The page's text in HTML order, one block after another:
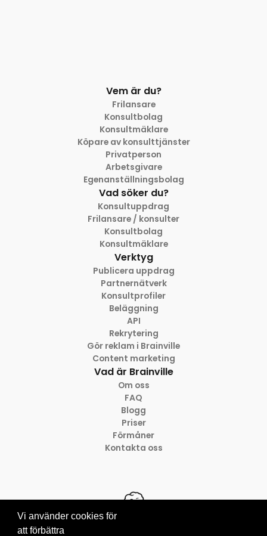
Vem är du?
Frilansare
Konsultbolag
Konsultmäklare
Köpare av konsulttjänster
Privatperson
Arbetsgivare
Egenanställningsbolag
Vad söker du?
Konsultuppdrag
Frilansare / konsulter
Konsultbolag
Konsultmäklare
Verktyg
Publicera uppdrag
Partnernätverk
Konsultprofiler
Beläggning
API
Rekrytering
Gör reklam i Brainville
Content marketing
Vad är Brainville
Om oss
FAQ
Blogg
Priser
Förmåner
Kontakta oss
Vi använder cookies för
att förbättra